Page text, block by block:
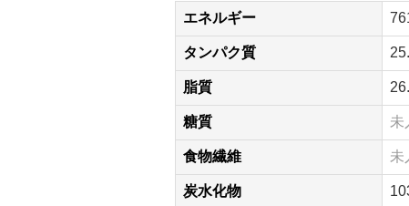
エネルギー
タンパク質
脂質
糖質 未
食物繊維 未
炭水化物